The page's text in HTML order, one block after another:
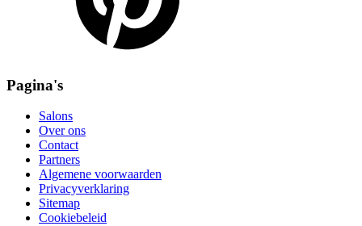
Pagina's
Salons
Over ons
Contact
Partners
Algemene voorwaarden
Privacyverklaring
Sitemap
Cookiebeleid